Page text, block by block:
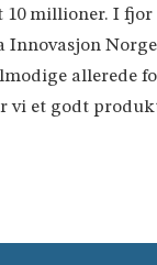
millioner. I fjor
allerede
vi et godt